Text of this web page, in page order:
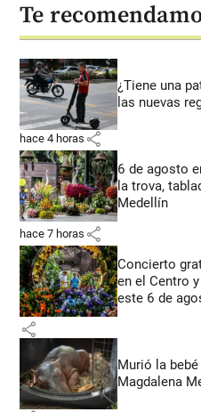
Te
¿Tiene una
las nuevas
hace 4 horas share
6 de agosto
la trova,
Medellín
hace 7 horas share
Concierto
en el Centro
este 6 de
share
Murió la
Magdalena